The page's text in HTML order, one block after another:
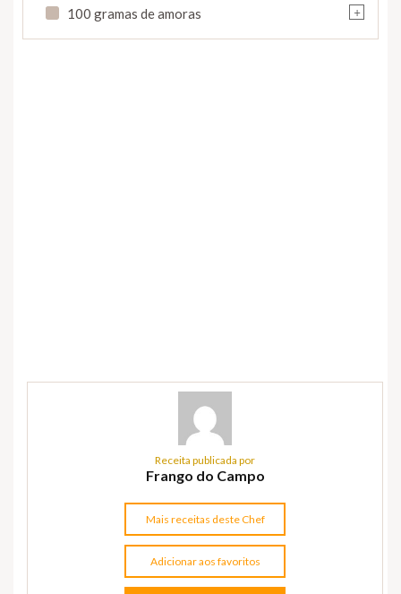
+
100 gramas de amoras
Receita publicada por
Frango do Campo
Mais receitas deste Chef
Adicionar aos favoritos